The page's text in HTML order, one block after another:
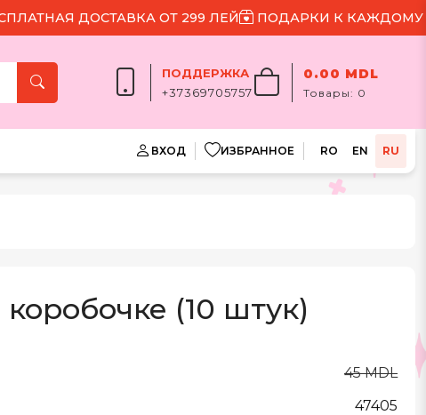
ДОСТАВКА ОТ 299 ЛЕЙ ПОДАРКИ К КАЖДОМУ
ПОДДЕРЖКА
+37369705757
0.00 MDL
Товары: 0
ВХОД ИЗБРАННОЕ RO EN RU
(10 штук)
45 MDL
47405